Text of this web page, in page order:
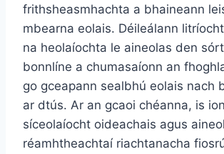
frithsheasmhachta a bhaineann
mbearna eolais. Déileálann
na heolaíochta le aineolas den
bonnlíne a chumasaíonn an
go gceapann sealbhú eolais nach
ar dtús. Ar an gcaoi chéanna, is
síceolaíocht oideachais agus
réamhtheachtaí riachtanacha